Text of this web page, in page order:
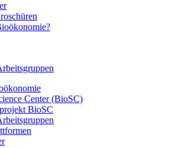
Center (BioSC)
BioSC